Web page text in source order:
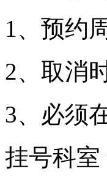
1、预约
2、取消
3、必须
挂号科室